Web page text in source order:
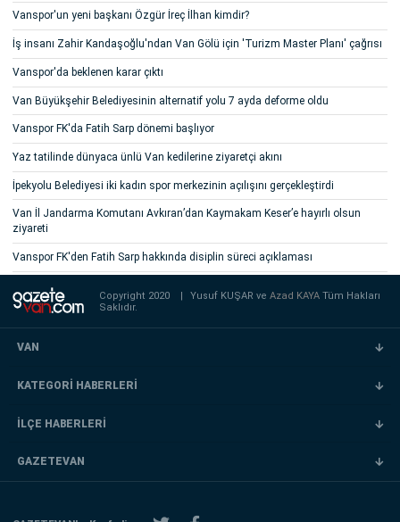
Vanspor'un yeni başkanı Özgür İreç İlhan kimdir?
İş insanı Zahir Kandaşoğlu'ndan Van Gölü için 'Turizm Master Planı' çağrısı
Vanspor'da beklenen karar çıktı
Van Büyükşehir Belediyesinin alternatif yolu 7 ayda deforme oldu
Vanspor FK'da Fatih Sarp dönemi başlıyor
Yaz tatilinde dünyaca ünlü Van kedilerine ziyaretçi akını
İpekyolu Belediyesi iki kadın spor merkezinin açılışını gerçekleştirdi
Van İl Jandarma Komutanı Avkıran’dan Kaymakam Keser’e hayırlı olsun
ziyareti
Vanspor FK'den Fatih Sarp hakkında disiplin süreci açıklaması
Copyright 2020 | Yusuf KUŞAR veAzad KAYATüm Hakları
Saklıdır.
VAN
KATEGORİ HABERLERİ
İLÇE HABERLERİ
GAZETEVAN